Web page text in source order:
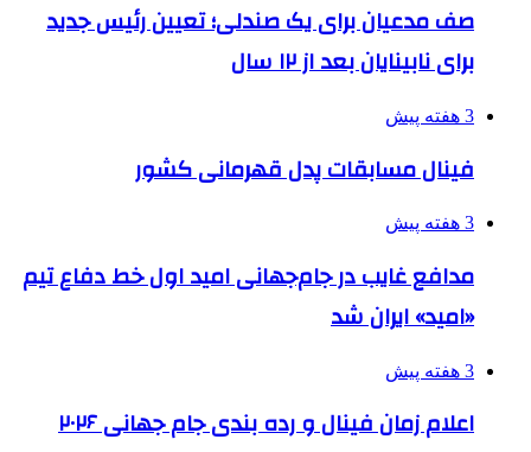
صف مدعیان برای یک صندلی؛ تعیین رئیس جدید
برای نابینایان بعد از ۱۲ سال
3 هفته پیش
فینال مسابقات پدل قهرمانی کشور
3 هفته پیش
مدافع غایب در جام‌جهانی امید اول خط دفاع تیم
«امید» ایران شد
3 هفته پیش
اعلام زمان فینال و رده بندی جام جهانی ۲۰۲۶